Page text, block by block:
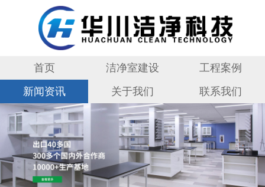
首页 洁净室建设
工程案例
新闻资讯
关于我们 联系我们